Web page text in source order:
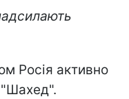
Росія активно
"Шахед".